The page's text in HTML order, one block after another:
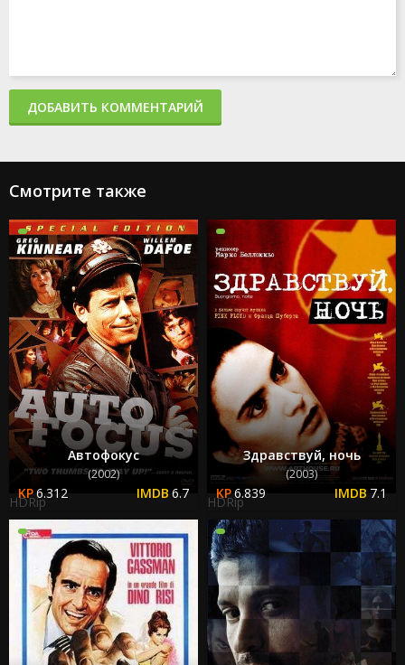
ДОБАВИТЬ КОММЕНТАРИЙ
Смотрите также
Автофокус
(2002)
6.312 6.7
HDRip
Здравствуй, ночь
(2003)
6.839 7.1
HDRip